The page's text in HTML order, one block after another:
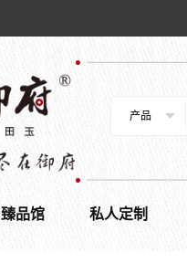
产品
臻品馆 私人定制